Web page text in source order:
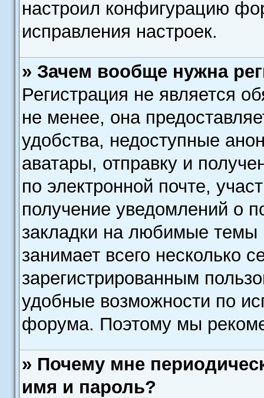
настроил конфигурацию
исправления настроек.
» Зачем вообще нужна
Регистрация не является
не менее, она
удобства, недоступные
аватары, отправку и
по электронной почте,
получение уведомлений о
закладки на любимые темы
занимает всего несколько
зарегистрированным
удобные возможности по
форума. Поэтому мы
» Почему мне
имя и пароль?